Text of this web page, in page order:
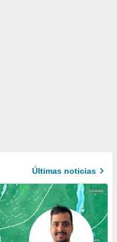
Últimas noticias